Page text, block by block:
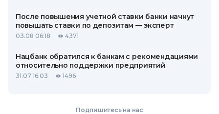
После повышения учетной ставки банки начнут
повышать ставки по депозитам — эксперт
03.08 06:18 4371
Нацбанк обратился к банкам с рекомендациями
относительно поддержки предприятий
31.07 16:03 1496
Подпишитесь на нас